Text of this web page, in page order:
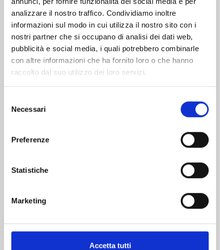
analizzare il nostro traffico. Condividiamo inoltre
informazioni sul modo in cui utilizza il nostro sito con i
nostri partner che si occupano di analisi dei dati web,
pubblicità e social media, i quali potrebbero combinarle
con altre informazioni che ha fornito loro o che hanno
raccolto dal suo utilizzo dei loro servizi.
delNecessari
Preferenze
Statistiche
Marketing
Accetta tutti
€ 5,90